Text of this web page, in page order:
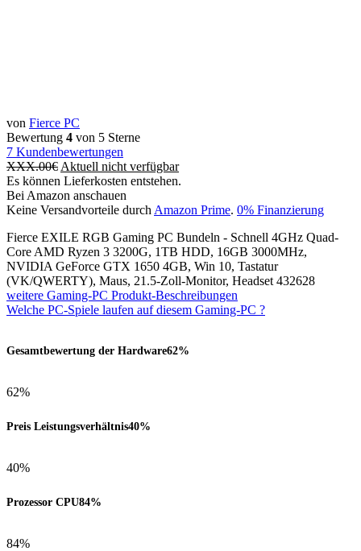
von Fierce PC
Bewertung 4 von 5 Sterne
7 Kundenbewertungen
XXX.00€ Aktuell nicht verfügbar
Es können Lieferkosten entstehen.
Bei Amazon anschauen
Keine Versandvorteile durch Amazon Prime. 0% Finanzierung
Fierce EXILE RGB Gaming PC Bundeln - Schnell 4GHz Quad-
Core AMD Ryzen 3 3200G, 1TB HDD, 16GB 3000MHz,
NVIDIA GeForce GTX 1650 4GB, Win 10, Tastatur
(VK/QWERTY), Maus, 21.5-Zoll-Monitor, Headset 432628
weitere Gaming-PC Produkt-Beschreibungen
Welche PC-Spiele laufen auf diesem Gaming-PC ?
Gesamtbewertung der Hardware62%
62%
Preis Leistungsverhältnis40%
40%
Prozessor CPU84%
84%